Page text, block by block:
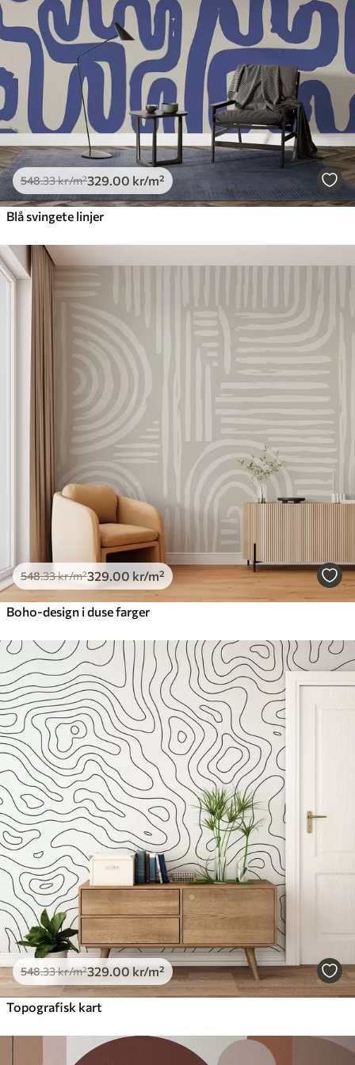
Premium vinyl
650 .00390 .00kr /m²
Peel and Stick
925.00 555 .00 /m²
548.33kr/m²329 .00 kr/m²
Blå svingete linjer
548.33kr/m²329 .00 kr/m²
Boho-design i duse farger
548.33kr/m²329.00 kr/m²
Topografisk kart